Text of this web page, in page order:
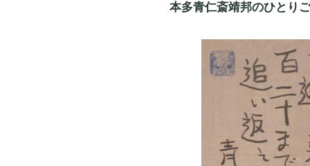
本多青仁斎靖邦のひとり